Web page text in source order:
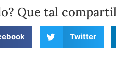
Que tal
Twitter